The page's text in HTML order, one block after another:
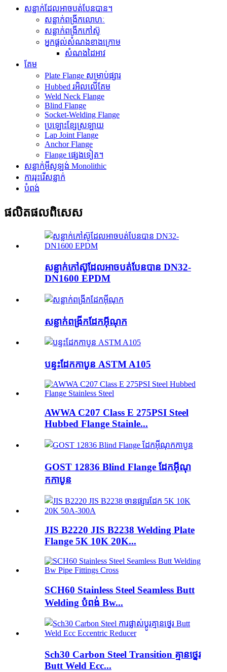
សន្លាក់ដែលអាចបត់បែនបាន។
សន្លាក់ពង្រីកលោហៈ
សន្លាក់ពង្រីកកៅស៊ូ
អ្នកផ្តល់សំណងខាងក្រោម
សំណងដៃអាវ
គែម
Plate Flange សម្រាប់ផ្សារ
Hubbed រអិលលើគែម
Weld Neck Flange
Blind Flange
Socket-Welding Flange
ប្រឡោះខ្សែស្រឡាយ
Lap Joint Flange
Anchor Flange
Flange ផ្សេងទៀត។
សន្លាក់អ៊ីសូឡង់ Monolithic
ការរុះរើសន្លាក់
បំពង់
ផលិតផលពិសេស
សន្លាក់កៅស៊ូដែលអាចបត់បែនបាន DN32-
DN1600 EPDM
សន្លាក់ពង្រីកដែកអ៊ីណុក
បន្ទះដែកកាបូន ASTM A105
AWWA C207 Class E 275PSI Steel
Hubbed Flange Stainle...
GOST 12836 Blind Flange ដែកអ៊ីណុ
កកាបូន
JIS B2220 JIS B2238 Welding Plate
Flange 5K 10K 20K...
SCH60 Stainless Steel Seamless Butt
Welding បំពង់ Bw...
Sch30 Carbon Steel Transition គ្មានថ្នេរ
Butt Weld Ecc...